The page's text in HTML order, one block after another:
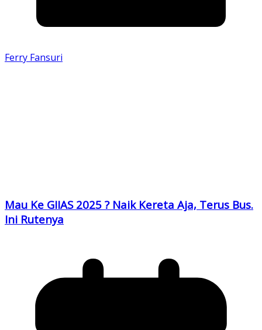
Ferry Fansuri
Mau Ke GIIAS 2025 ? Naik Kereta Aja, Terus Bus.
Ini Rutenya